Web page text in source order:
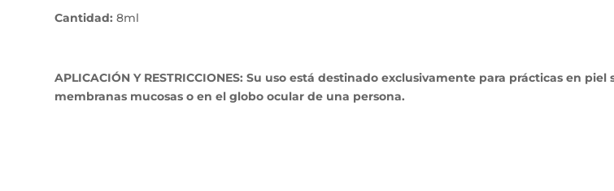
Cantidad: 8ml
APLICACIÓN Y RESTRICCIONES: Su uso está destinado exclusivamente para prácticas en
membranas mucosas o en el globo ocular de una persona.